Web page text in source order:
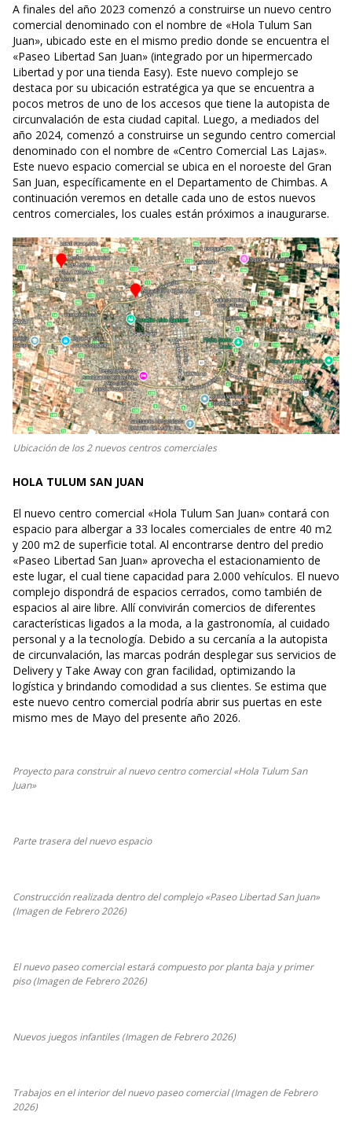
A finales del año 2023 comenzó a construirse un nuevo centro
comercial denominado con el nombre de «Hola Tulum San
Juan», ubicado este en el mismo predio donde se encuentra el
«Paseo Libertad San Juan» (integrado por un hipermercado
Libertad y por una tienda Easy). Este nuevo complejo se
destaca por su ubicación estratégica ya que se encuentra a
pocos metros de uno de los accesos que tiene la autopista de
circunvalación de esta ciudad capital. Luego, a mediados del
año 2024, comenzó a construirse un segundo centro comercial
denominado con el nombre de «Centro Comercial Las Lajas».
Este nuevo espacio comercial se ubica en el noroeste del Gran
San Juan, específicamente en el Departamento de Chimbas. A
continuación veremos en detalle cada uno de estos nuevos
centros comerciales, los cuales están próximos a inaugurarse.
Ubicación de los 2 nuevos centros comerciales
HOLA TULUM SAN JUAN
El nuevo centro comercial «Hola Tulum San Juan» contará con
espacio para albergar a 33 locales comerciales de entre 40 m2
y 200 m2 de superficie total. Al encontrarse dentro del predio
«Paseo Libertad San Juan» aprovecha el estacionamiento de
este lugar, el cual tiene capacidad para 2.000 vehículos. El nuevo
complejo dispondrá de espacios cerrados, como también de
espacios al aire libre. Allí convivirán comercios de diferentes
características ligados a la moda, a la gastronomía, al cuidado
personal y a la tecnología. Debido a su cercanía a la autopista
de circunvalación, las marcas podrán desplegar sus servicios de
Delivery y Take Away con gran facilidad, optimizando la
logística y brindando comodidad a sus clientes. Se estima que
este nuevo centro comercial podría abrir sus puertas en este
mismo mes de Mayo del presente año 2026.
Proyecto para construir al nuevo centro comercial «Hola Tulum San
Juan»
Parte trasera del nuevo espacio
Construcción realizada dentro del complejo «Paseo Libertad San Juan»
(Imagen de Febrero 2026)
El nuevo paseo comercial estará compuesto por planta baja y primer
piso (Imagen de Febrero 2026)
Nuevos juegos infantiles (Imagen de Febrero 2026)
Trabajos en el interior del nuevo paseo comercial (Imagen de Febrero
2026)